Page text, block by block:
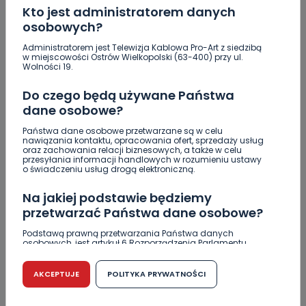
Kto jest administratorem danych
osobowych?
Administratorem jest Telewizja Kablowa Pro-Art z siedzibą
w miejscowości Ostrów Wielkopolski (63-400) przy ul.
Wolności 19.
Do czego będą używane Państwa
dane osobowe?
Państwa dane osobowe przetwarzane są w celu
nawiązania kontaktu, opracowania ofert, sprzedaży usług
oraz zachowania relacji biznesowych, a także w celu
przesyłania informacji handlowych w rozumieniu ustawy
o świadczeniu usług drogą elektroniczną.
Na jakiej podstawie będziemy
przetwarzać Państwa dane osobowe?
Podstawą prawną przetwarzania Państwa danych
osobowych, jest artykuł 6 Rozporządzenia Parlamentu
r. w sprawie ochrony osób fizycznych w związku z
przetwarzaniem danych osobowych w sprawie
swobodnego przepływu takich danych oraz uchylenia
dyrektywy 95/46/WE (RODO).
AKCEPTUJE POLITYKA PRYWATNOŚCI
REGION SPORT WIADOMOŚCI
„Trzaskowski to jeden z nas”. Zdecydowane
poparcie przed drugą turą
09.07.2020 16:31
Paulina Szczepaniak